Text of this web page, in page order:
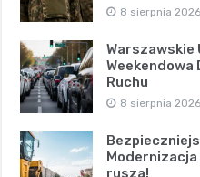
8 sierpnia 2026
Warszawskie
Weekendowa
Ruchu
8 sierpnia 2026
rusza!